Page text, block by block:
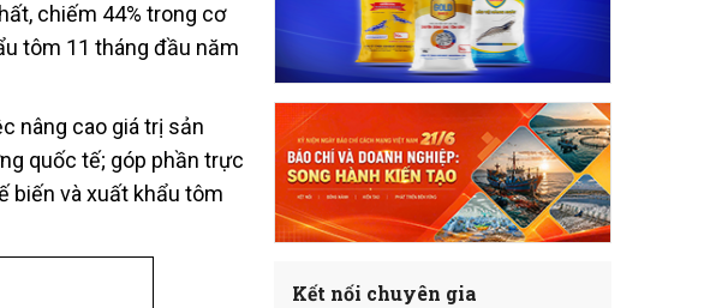
chiếm 44% trong cơ
tôm 11 tháng đầu năm
nâng cao giá trị sản
quốc tế; góp phần trực
biến và xuất khẩu tôm
Kết nối chuyên gia